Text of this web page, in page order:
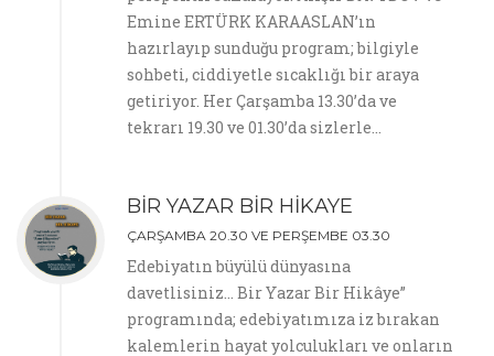
Emine ERTÜRK KARAASLAN’ın
hazırlayıp sunduğu program; bilgiyle
sohbeti, ciddiyetle sıcaklığı bir araya
getiriyor. Her Çarşamba 13.30’da ve
tekrarı 19.30 ve 01.30’da sizlerle…
BİR YAZAR BİR HİKAYE
ÇARŞAMBA 20.30 VE PERŞEMBE 03.30
Edebiyatın büyülü dünyasına
davetlisiniz… Bir Yazar Bir Hikâye”
programında; edebiyatımıza iz bırakan
kalemlerin hayat yolculukları ve onların